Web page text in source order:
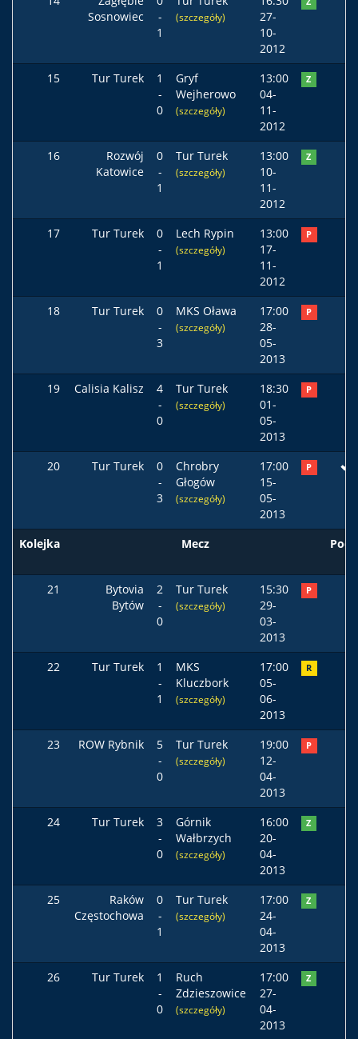
Sosnowiec
-
1
(szczegóły)
27-
10-
2012
15 Tur Turek
1
-
0
Gryf
Wejherowo
(szczegóły)
13:00
04-
11-
2012
Z
16
Rozwój
Katowice
0
-
1
Tur Turek
(szczegóły)
13:00
10-
11-
2012
Z
17 Tur Turek
0
-
1
Lech Rypin
(szczegóły)
13:00
17-
11-
2012
P
18 Tur Turek
0
-
3
MKS Oława
(szczegóły)
17:00
28-
05-
2013
P
19 Calisia Kalisz
4
-
0
Tur Turek
(szczegóły)
18:30
01-
05-
2013
P
20 Tur Turek
0
-
3
Chrobry
Głogów
(szczegóły)
17:00
15-
05-
2013
P
Kolejka Mecz
21
Bytovia
Bytów
2
-
0
Tur Turek
(szczegóły)
15:30
29-
03-
2013
P
22 Tur Turek
1
-
1
MKS
Kluczbork
(szczegóły)
17:00
05-
06-
2013
R
23 ROW Rybnik
5
-
0
Tur Turek
(szczegóły)
19:00
12-
04-
2013
P
24 Tur Turek
3
-
0
Górnik
Wałbrzych
(szczegóły)
16:00
20-
04-
2013
Z
25
Raków
Częstochowa
0
-
1
Tur Turek
(szczegóły)
17:00
24-
04-
2013
Z
26 Tur Turek
1
-
0
Ruch
Zdzieszowice
(szczegóły)
17:00
27-
04-
2013
Z